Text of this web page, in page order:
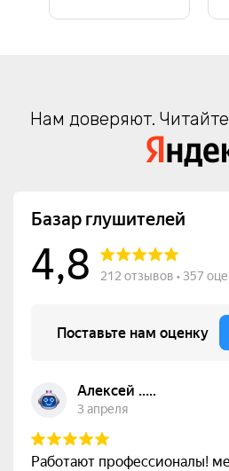
Нам доверяют.